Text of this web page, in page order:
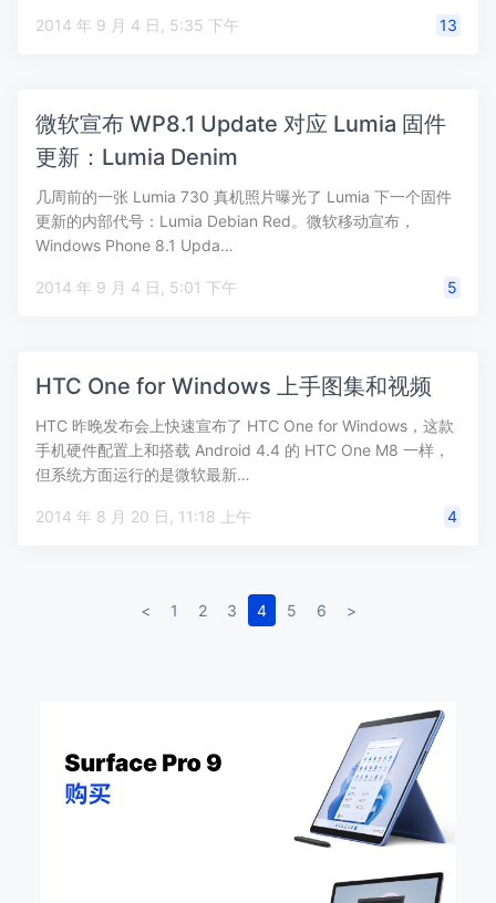
2014 年 9 月 4 日, 5:35 下午 13
微软宣布 WP8.1 Update 对应 Lumia 固件
更新：Lumia Denim
几周前的一张 Lumia 730 真机照片曝光了 Lumia 下一个固件
更新的内部代号：Lumia Debian Red。微软移动宣布，
Windows Phone 8.1 Upda…
2014 年 9 月 4 日, 5:01 下午 5
HTC One for Windows 上手图集和视频
HTC 昨晚发布会上快速宣布了 HTC One for Windows，这款
手机硬件配置上和搭载 Android 4.4 的 HTC One M8 一样，
但系统方面运行的是微软最新…
2014 年 8 月 20 日, 11:18 上午 4
< 1 2 3 4 5 6 >